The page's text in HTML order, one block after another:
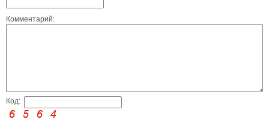
Комментарий:
Код: